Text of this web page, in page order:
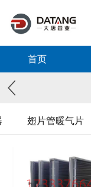
首页
翅片管暖气片